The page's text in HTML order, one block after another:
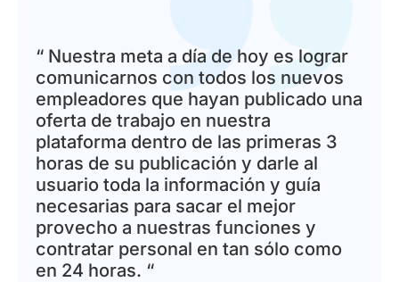
“ Nuestra meta a día de hoy es lograr
comunicarnos con todos los nuevos
empleadores que hayan publicado una
oferta de trabajo en nuestra
plataforma dentro de las primeras 3
horas de su publicación y darle al
usuario toda la información y guía
necesarias para sacar el mejor
provecho a nuestras funciones y
contratar personal en tan sólo como
en 24 horas. “